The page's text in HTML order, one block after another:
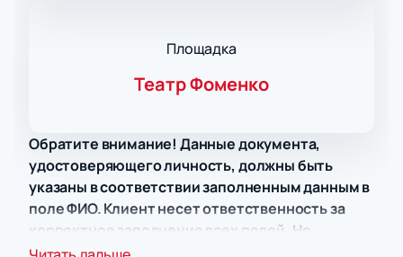
Площадка
Театр Фоменко
Обратите внимание! Данные документа,
удостоверяющего личность, должны быть
указаны в соответствии заполненным данным в
поле ФИО. Клиент несет ответственность за
корректное заполнение всех полей. Не
забудьте взять документ с собой!